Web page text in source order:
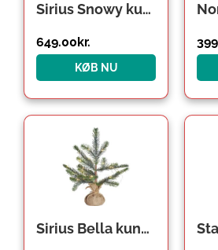
Sirius Snowy kunstigt juletræ med lys, 180 cm
649.00kr.
KØB NU
Sirius Bella kunstigt juletræ med hvidt lys, 30 cm